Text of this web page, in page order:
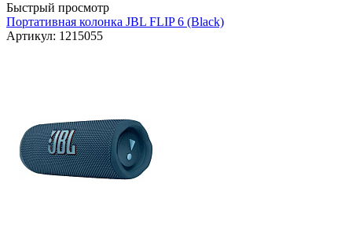
Быстрый просмотр
Портативная колонка JBL FLIP 6 (Black)
Артикул: 1215055